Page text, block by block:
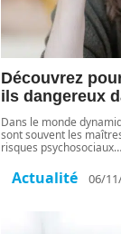
Découvrez
ils dangereux
Dans le monde
sont souvent les
risques psychosociaux…
Actualité 06/